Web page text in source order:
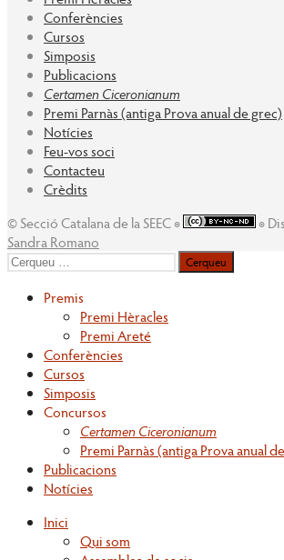
Conferències
Cursos
Simposis
Publicacions
Certamen Ciceronianum
Premi Parnàs (antiga Prova anual de grec)
Notícies
Feu-vos soci
Contacteu
Crèdits
© Secció Catalana de la SEEC ◉
◉
Sandra Romano
Cerqueu
Premis
Premi Hèracles
Premi Areté
Conferències
Cursos
Simposis
Concursos
Certamen Ciceronianum
Premi Parnàs (antiga Prova anual
Publicacions
Notícies
Inici
Qui som